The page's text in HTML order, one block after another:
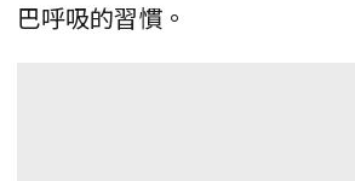
巴呼吸的習慣。